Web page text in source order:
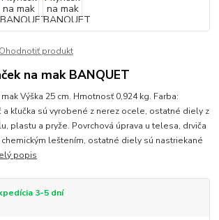
Ohodnotiť produkt
na mak BANQUET
Výška 25 cm. Hmotnosť 0,924 kg. Farba:
a kľučka sú vyrobené z nerez ocele, ostatné diely z
plastu a pryže. Povrchová úprava u telesa, drviča
leštením, ostatné diely sú nastriekané
popis
3-5 dní